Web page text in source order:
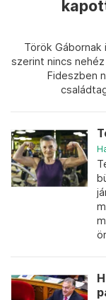
Török
szerint nincs
Fideszben